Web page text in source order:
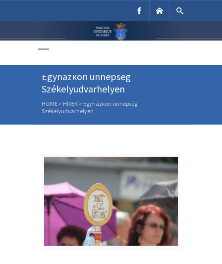
Unitárius Egyház
Egyházköri ünnepség
Székelyudvarhelyen
HOME > HÍREK > Egyházköri ünnepség
Székelyudvarhelyen